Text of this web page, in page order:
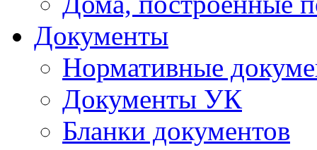
Документы
Нормативные
Документы УК
Бланки документов